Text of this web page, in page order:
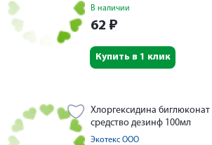
В наличии
62 ₽
Купить в 1 клик
Хлоргексидина биглюконат
средство дезинф 100мл
Экотекс ООО